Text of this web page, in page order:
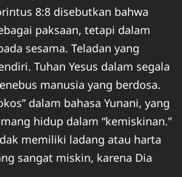
8:8 disebutkan bahwa
paksaan, tetapi dalam
sesama. Teladan yang
Tuhan Yesus dalam segala
manusia yang berdosa.
dalam bahasa Yunani, yang
hidup dalam “kemiskinan.”
memiliki ladang atau harta
sangat miskin, karena Dia